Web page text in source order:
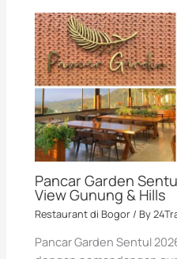
Pancar Garden
View Gunung & Hills
Restaurant di Bogor / By
Pancar Garden Sentul